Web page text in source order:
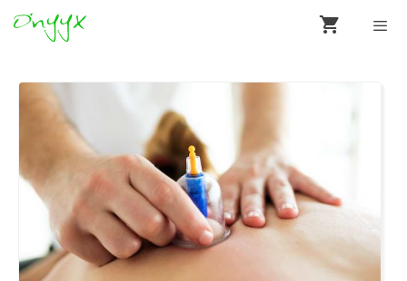
Preskočiť
na